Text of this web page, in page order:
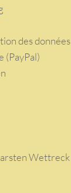
des données
(PayPal)
Wettreck